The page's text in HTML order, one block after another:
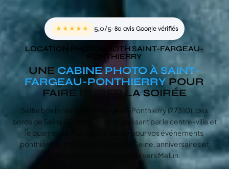
★★★★★ 5,0/5· 80 avis Google vérifiés
LOCATION PHOTOBOOTH SAINT-FARGEAU-
PONTHIERRY
UNE CABINE PHOTO À SAINT-
FARGEAU-PONTHIERRY POUR
FAIRE DURER LA SOIRÉE
Selfie box livrée à Saint-Fargeau-Ponthierry (77310), des
bords de Seine à l’Usine Leroy en passant par le centre-ville et
le quartier de Moulignon. Idéale pour vos événements
ponthiérrois, mariages en bord de Seine, anniversaires et
soirées entreprise tournées vers Melun.